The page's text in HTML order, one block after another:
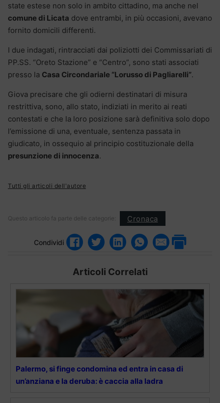
state estese non solo in ambito cittadino, ma anche nel
comune di Licata dove entrambi, in più occasioni, avevano
fornito domicili differenti.
I due indagati, rintracciati dai poliziotti dei Commissariati di
PP.SS. “Oreto Stazione” e “Centro”, sono stati associati
presso la Casa Circondariale “Lorusso di Pagliarelli”.
Giova precisare che gli odierni destinatari di misura
restrittiva, sono, allo stato, indiziati in merito ai reati
contestati e che la loro posizione sarà definitiva solo dopo
l’emissione di una, eventuale, sentenza passata in
giudicato, in ossequio al principio costituzionale della
presunzione di innocenza.
Tutti gli articoli dell'autore
Questo articolo fa parte delle categorie: Cronaca
Condividi
Articoli Correlati
Palermo, si finge condomina ed entra in casa di
un’anziana e la deruba: è caccia alla ladra